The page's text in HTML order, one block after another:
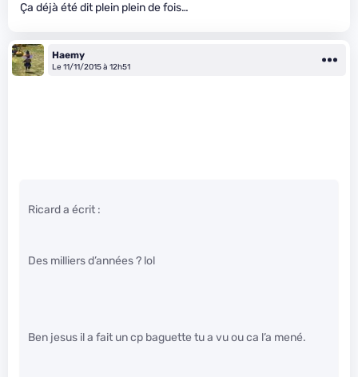
Ça déjà été dit plein plein de fois…
Haemy
Le 11/11/2015 à 12h51
Ricard a écrit :
Des milliers d’années ? lol
Ben jesus il a fait un cp baguette tu a vu ou ca l’a mené.